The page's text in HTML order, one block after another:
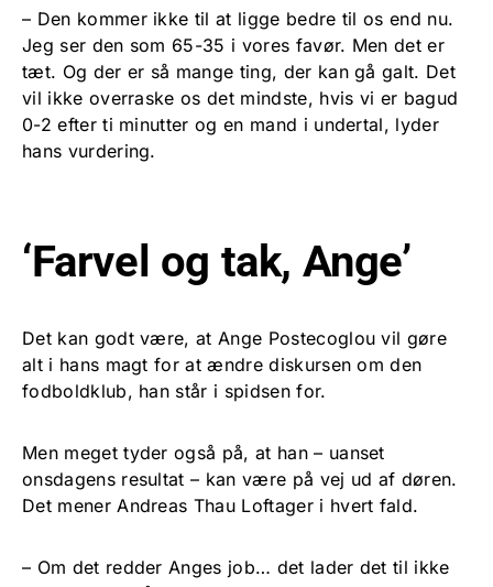
– Den kommer ikke til at ligge bedre til os end nu.
Jeg ser den som 65-35 i vores favør. Men det er
tæt. Og der er så mange ting, der kan gå galt. Det
vil ikke overraske os det mindste, hvis vi er bagud
0-2 efter ti minutter og en mand i undertal, lyder
hans vurdering.
‘Farvel og tak, Ange’
Det kan godt være, at Ange Postecoglou vil gøre
alt i hans magt for at ændre diskursen om den
fodboldklub, han står i spidsen for.
Men meget tyder også på, at han – uanset
onsdagens resultat – kan være på vej ud af døren.
Det mener Andreas Thau Loftager i hvert fald.
– Om det redder Anges job… det lader det til ikke